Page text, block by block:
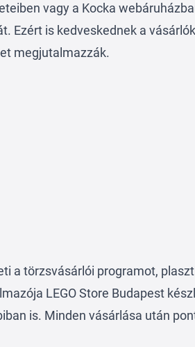
vagy a Kocka
Ezért is kedveskednek a
megjutalmazzák.
a törzsvásárlói programot,
LEGO Store Budapest
is. Minden vásárlása után